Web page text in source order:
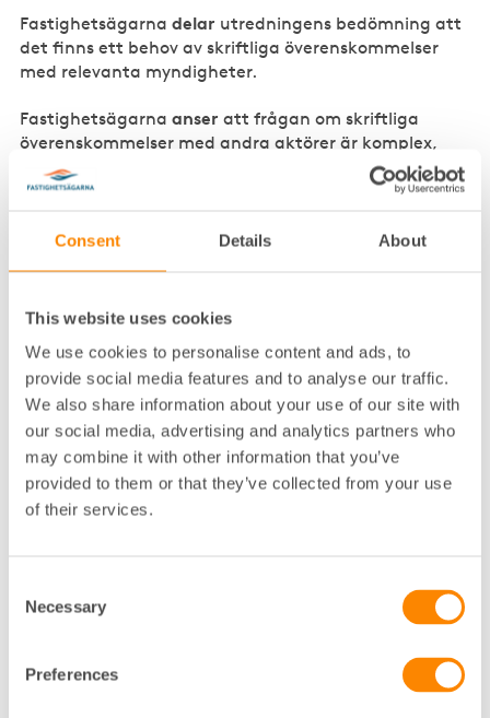
Consent Details About
This website uses cookies
We use cookies to personalise content and ads, to
provide social media features and to analyse our traffic.
We also share information about your use of our site with
our social media, advertising and analytics partners who
may combine it with other information that you’ve
provided to them or that they’ve collected from your use
of their services.
Selection
Necessary
Preferences
Fastighetsägarnadelar utredningens bedömning att
det finns ett behov av skriftliga överenskommelser
med relevanta myndigheter.
Fastighetsägarnaanser att frågan om skriftliga
överenskommelser med andra aktörer är komplex,
vilket också betänkandet ger uttryck för på sid 176–
177:
”Samverkan kring det lokala brottsförebyggande
operativ karaktär samt med deltagande av olika
behov av kontinuerlig och långsiktig samverkan. I
det senare fallet kan det vara påkallat att ingå en
överenskommelse om samverkan. ”
samt
”Samtidigt förtjänar påpekas att samverkan
Fastighetsägarna ser fördelar med skriftliga avtal
med andra aktörer men delar också utredningens
bedömning att de inte alltid är behövliga.